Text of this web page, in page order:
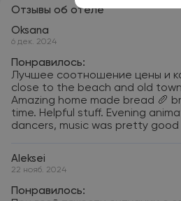
Отзывы об отеле
Oksana
6 дек. 2024
Понравилось:
Лучшее соотношение цены и
close to the beach and old town
Amazing home made bread 🥖
time. Helpful stuff. Evening
dancers, music was pretty good
Aleksei
22 нояб. 2024
Понравилось: